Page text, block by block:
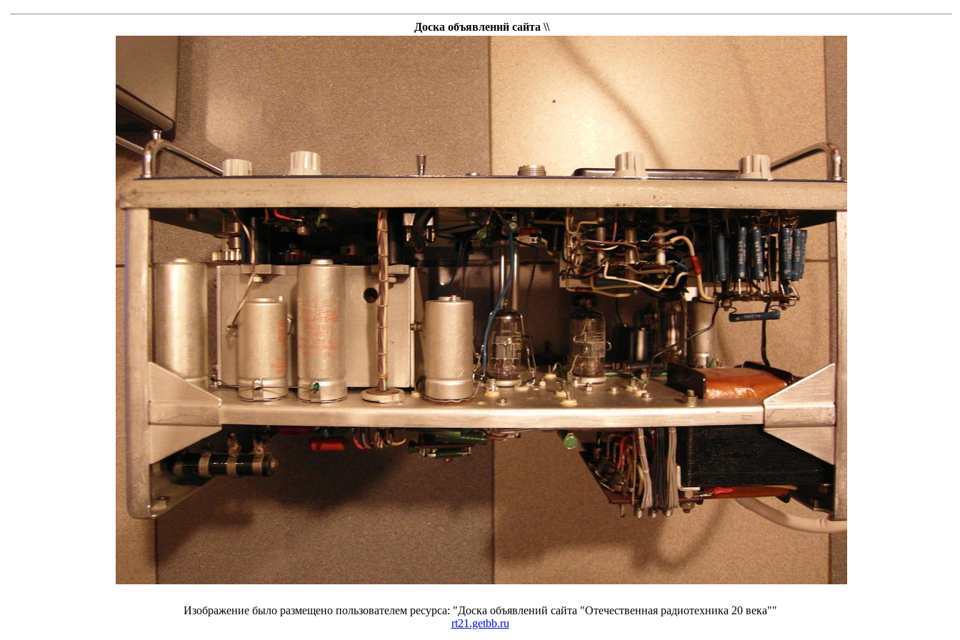
Доска объявлений сайта \\
Изображение было размещено пользователем ресурса: "Доска объявлений сайта "Отечественная радиотехника 20 века""
rt21.getbb.ru